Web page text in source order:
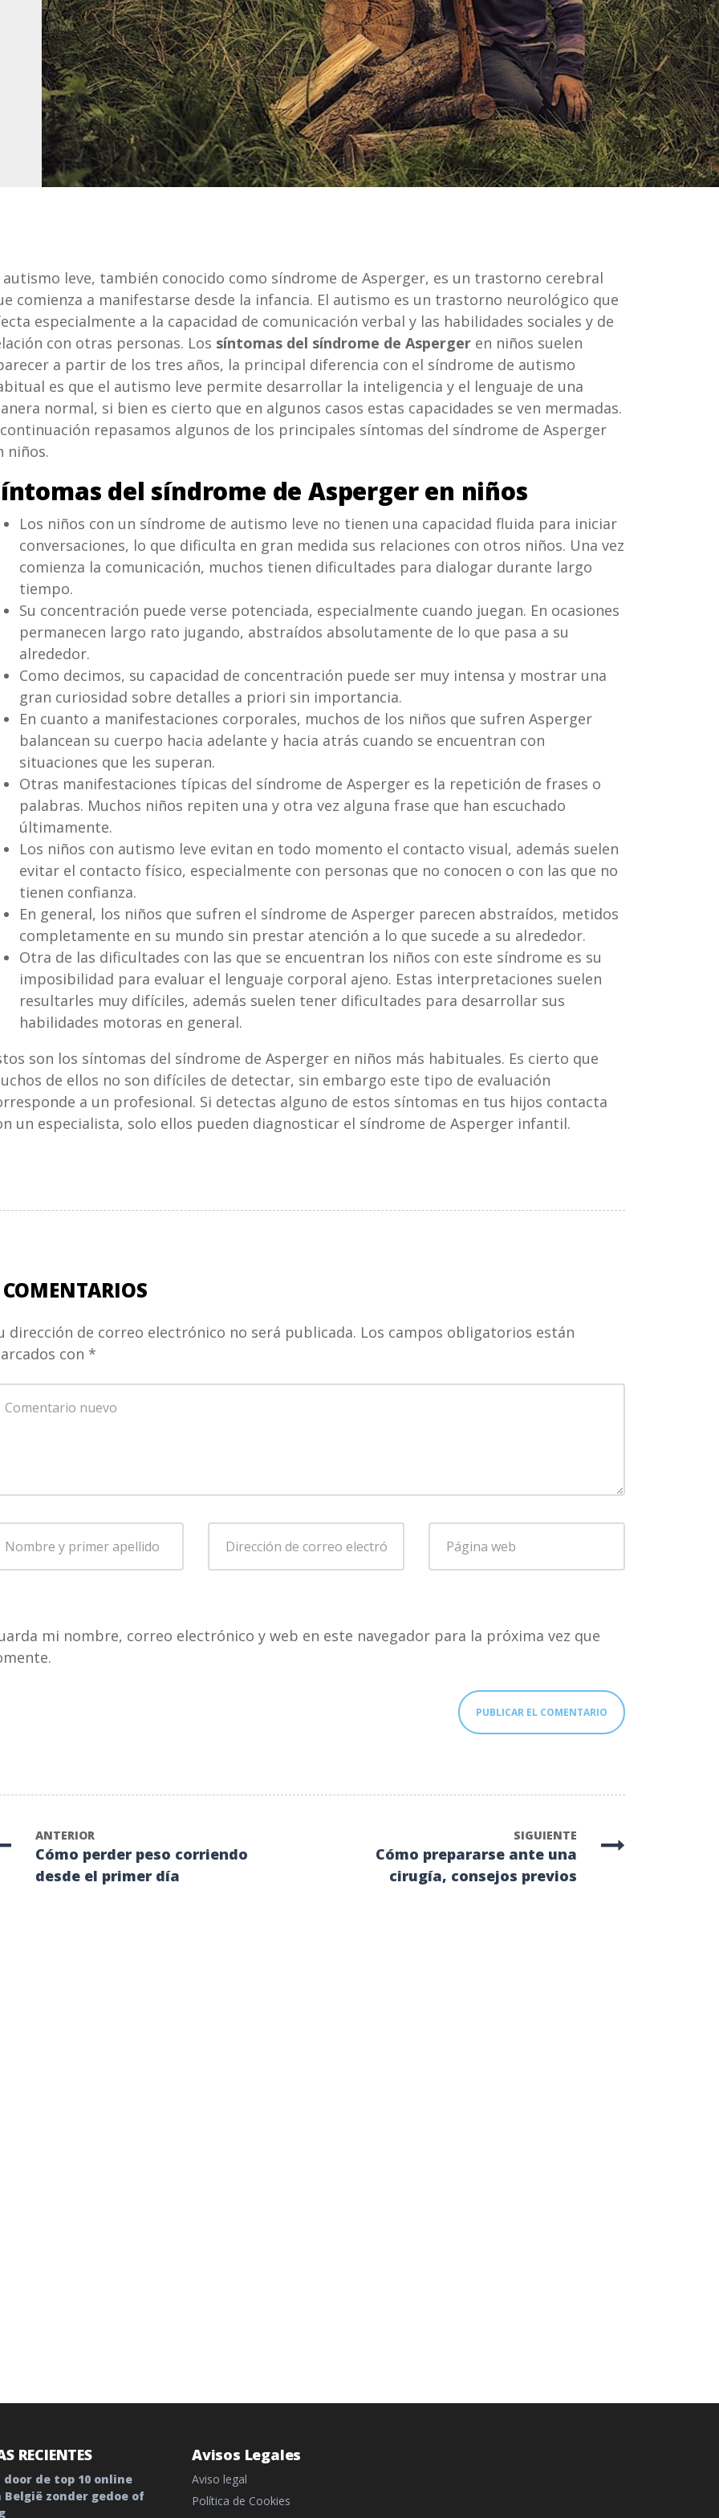
autismo leve, también conocido como síndrome de Asperger, es un trastorno cerebral
comienza a manifestarse desde la infancia. El autismo es un trastorno neurológico que
especialmente a la capacidad de comunicación verbal y las habilidades sociales y de
con otras personas. Los síntomas del síndrome de Asperger en niños suelen
a partir de los tres años, la principal diferencia con el síndrome de autismo
es que el autismo leve permite desarrollar la inteligencia y el lenguaje de una
normal, si bien es cierto que en algunos casos estas capacidades se ven mermadas.
repasamos algunos de los principales síntomas del síndrome de Asperger
niños.
del síndrome de Asperger en niños
Los niños con un síndrome de autismo leve no tienen una capacidad fluida para iniciar
conversaciones, lo que dificulta en gran medida sus relaciones con otros niños. Una vez
comienza la comunicación, muchos tienen dificultades para dialogar durante largo
tiempo.
Su concentración puede verse potenciada, especialmente cuando juegan. En ocasiones
permanecen largo rato jugando, abstraídos absolutamente de lo que pasa a su
alrededor.
Como decimos, su capacidad de concentración puede ser muy intensa y mostrar una
gran curiosidad sobre detalles a priori sin importancia.
En cuanto a manifestaciones corporales, muchos de los niños que sufren Asperger
balancean su cuerpo hacia adelante y hacia atrás cuando se encuentran con
situaciones que les superan.
Otras manifestaciones típicas del síndrome de Asperger es la repetición de frases o
palabras. Muchos niños repiten una y otra vez alguna frase que han escuchado
últimamente.
Los niños con autismo leve evitan en todo momento el contacto visual, además suelen
evitar el contacto físico, especialmente con personas que no conocen o con las que no
tienen confianza.
En general, los niños que sufren el síndrome de Asperger parecen abstraídos, metidos
completamente en su mundo sin prestar atención a lo que sucede a su alrededor.
Otra de las dificultades con las que se encuentran los niños con este síndrome es su
imposibilidad para evaluar el lenguaje corporal ajeno. Estas interpretaciones suelen
resultarles muy difíciles, además suelen tener dificultades para desarrollar sus
habilidades motoras en general.
son los síntomas del síndrome de Asperger en niños más habituales. Es cierto que
de ellos no son difíciles de detectar, sin embargo este tipo de evaluación
a un profesional. Si detectas alguno de estos síntomas en tus hijos contacta
un especialista, solo ellos pueden diagnosticar el síndrome de Asperger infantil.
dirección de correo electrónico no será publicada. Los campos obligatorios están
con *
*
correo
web
mi nombre, correo electrónico y web en este navegador para la próxima vez que
ANTERIOR
Cómo perder peso corriendo
desde el primer día
SIGUIENTE
Cómo prepararse ante una
cirugía, consejos previos
RECIENTES
de top 10 online
België zonder gedoe of
Avisos Legales
Aviso legal
Política de Cookies